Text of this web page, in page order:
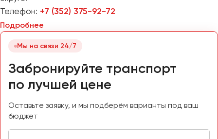
Телефон: +7 (352) 375-92-72
Подробнее
Мы на связи 24/7
Забронируйте транспорт
по лучшей цене
Оставьте заявку, и мы подберём варианты под ваш
бюджет